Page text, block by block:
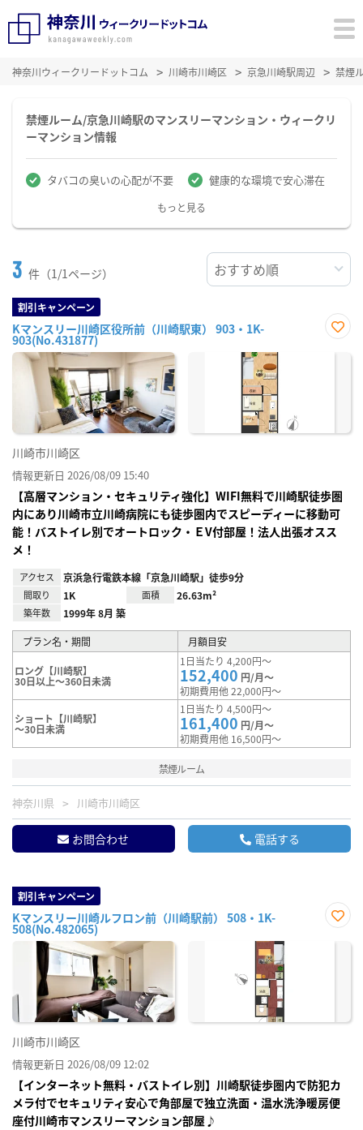
神奈川ウィークリードットコム 川崎市川崎区 京急川崎駅周辺 禁煙
禁煙ルーム/京急川崎駅のマンスリーマンション・ウィークリ
ーマンション情報
タバコの臭いの心配が不要 健康的な環境で安心滞在
もっと見る
3 件（1/1ページ）
割引キャンペーン
Kマンスリー川崎区役所前（川崎駅東） 903・1K-
903(No.431877)
に入
川崎市川崎区
情報更新日 2026/08/09 15:40
【高層マンション・セキュリティ強化】WIFI無料で川崎駅徒歩圏
内にあり川崎市立川崎病院にも徒歩圏内でスピーディーに移動可
能！バストイレ別でオートロック・ＥV付部屋！法人出張オスス
メ！
アクセス 京浜急行電鉄本線「京急川崎駅」徒歩9分
間取り 1K 面積 26.63m²
築年数 1999年 8月 築
プラン名・期間 月額目安
ロング【川崎駅】
30日以上～360日未満
1日当たり 4,200円～
152,400 円/月～
初期費用他 22,000円～
ショート【川崎駅】
～30日未満
1日当たり 4,500円～
161,400 円/月～
初期費用他 16,500円～
禁煙ルーム
神奈川県 川崎市川崎区
お問合わせ 電話する
割引キャンペーン
Kマンスリー川崎ルフロン前（川崎駅前） 508・1K-
508(No.482065)
に入
川崎市川崎区
情報更新日 2026/08/09 12:02
【インターネット無料・バストイレ別】川崎駅徒歩圏内で防犯カ
メラ付でセキュリティ安心で角部屋で独立洗面・温水洗浄暖房便
座付川崎市マンスリーマンション部屋♪